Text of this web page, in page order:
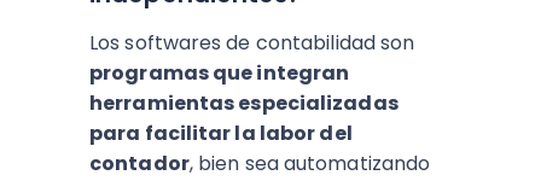
Los softwares de contabilidad son
programas que integran
herramientas especializadas
para facilitar la labor del
contador, bien sea automatizando